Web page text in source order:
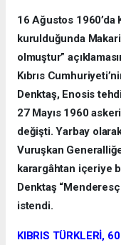
16 Ağustos 1960’da
kurulduğunda
olmuştur”
Kıbrıs
Denktaş, Enosis
27 Mayıs 1960
değişti. Yarbay
Vuruşkan
karargâhtan içeriye
Denktaş
istendi.
KIBRIS TÜRKLERİ,